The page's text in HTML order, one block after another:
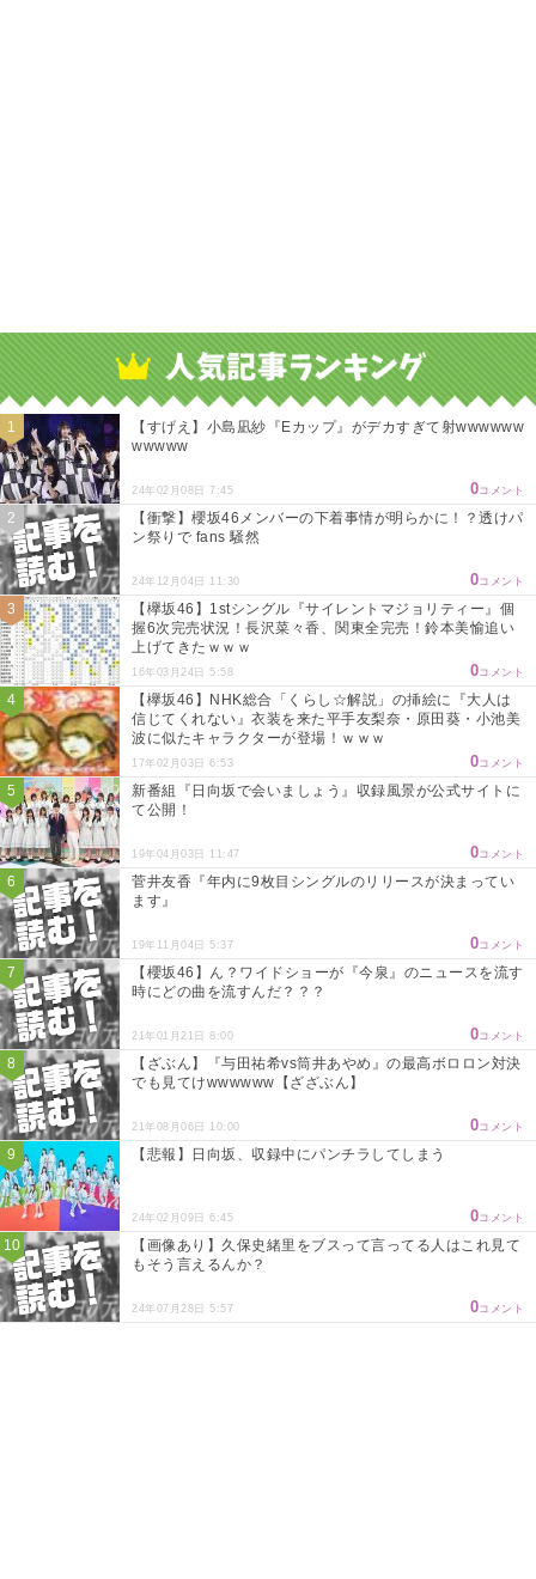
【すげえ】小島凪紗『Eカップ』がデカすぎて射wwwwww
wwwww
24年02月08日 7:45 0コメント
【衝撃】櫻坂46メンバーの下着事情が明らかに！？透けパ
ン祭りで fans 騒然
24年12月04日 11:30 0コメント
【欅坂46】1stシングル『サイレントマジョリティー』個
握6次完売状況！長沢菜々香、関東全完売！鈴本美愉追い
上げてきたｗｗｗ
16年03月24日 5:58 0コメント
【欅坂46】NHK総合「くらし☆解説」の挿絵に『大人は
信じてくれない』衣装を来た平手友梨奈・原田葵・小池美
波に似たキャラクターが登場！ｗｗｗ
17年02月03日 6:53 0コメント
新番組『日向坂で会いましょう』収録風景が公式サイトに
て公開！
19年04月03日 11:47 0コメント
菅井友香『年内に9枚目シングルのリリースが決まってい
ます』
19年11月04日 5:37 0コメント
【櫻坂46】ん？ワイドショーが『今泉』のニュースを流す
時にどの曲を流すんだ？？？
21年01月21日 8:00 0コメント
【ざぶん】『与田祐希vs筒井あやめ』の最高ボロロン対決
でも見てけwwwwww【ざざぶん】
21年08月06日 10:00 0コメント
【悲報】日向坂、収録中にパンチラしてしまう
24年02月09日 6:45 0コメント
【画像あり】久保史緒里をブスって言ってる人はこれ見て
もそう言えるんか？
24年07月28日 5:57 0コメント